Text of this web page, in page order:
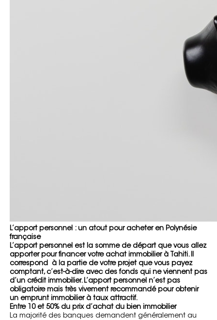
L’apport personnel : un atout pour acheter en Polynésie
française
L’apport personnel est la somme de départ que vous allez
apporter pour financer votre achat immobilier à Tahiti. Il
correspond à la partie de votre projet que vous payez
comptant, c’est-à-dire avec des fonds qui ne viennent pas
d’un crédit immobilier. L’apport personnel n’est pas
obligatoire mais très vivement recommandé pour obtenir
un emprunt immobilier à taux attractif.
Entre 10 et 50% du prix d’achat du bien immobilier
La majorité des banques demandent généralement au